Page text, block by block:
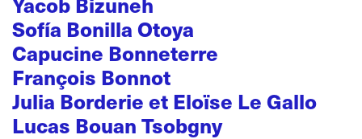
Sofía Bonilla Otoya
Capucine Bonneterre
François Bonnot
Julia Borderie et Eloïse Le Gallo
Lucas Bouan Tsobgny